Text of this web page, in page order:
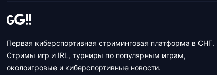
Первая киберспортивная стриминговая платформа в СНГ.
Стримы игр и IRL, турниры по популярным играм,
околоигровые и киберспортивные новости.